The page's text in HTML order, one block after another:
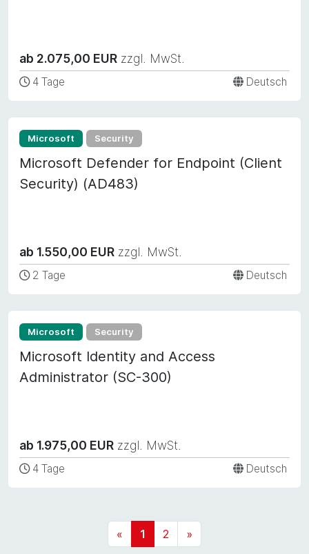
ab 2.075,00 EUR zzgl. MwSt.
4 Tage Deutsch
Microsoft Security
Microsoft Defender for Endpoint (Client
Security) (AD483)
ab 1.550,00 EUR zzgl. MwSt.
2 Tage Deutsch
Microsoft Security
Microsoft Identity and Access
Administrator (SC-300)
ab 1.975,00 EUR zzgl. MwSt.
4 Tage Deutsch
« 1 2 »